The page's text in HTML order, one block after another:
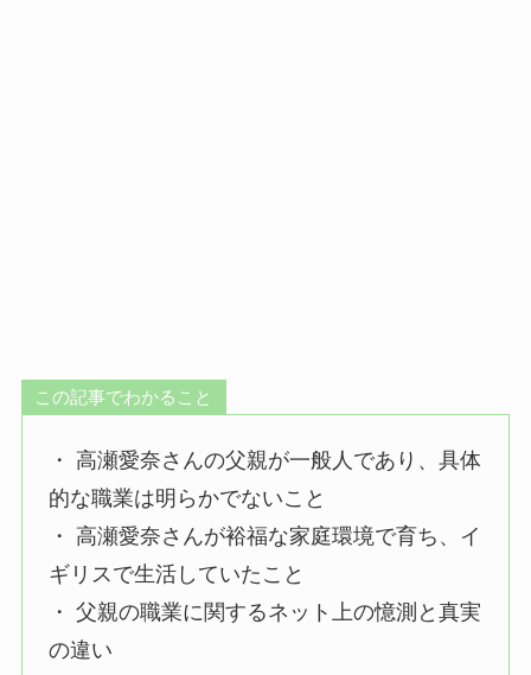
この記事でわかること
・ 高瀬愛奈さんの父親が一般人であり、具体
的な職業は明らかでないこと
・ 高瀬愛奈さんが裕福な家庭環境で育ち、イ
ギリスで生活していたこと
・ 父親の職業に関するネット上の憶測と真実
の違い